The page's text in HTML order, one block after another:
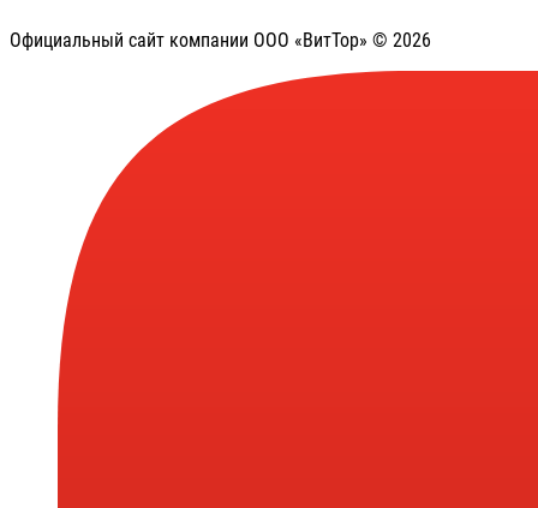
Официальный сайт компании ООО «ВитТор» © 2026